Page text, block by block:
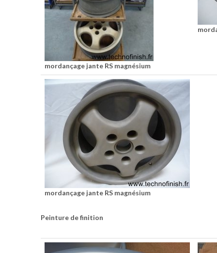
mordançage jante RS magnésium
mordançage jante RS magnésium
Peinture de finition